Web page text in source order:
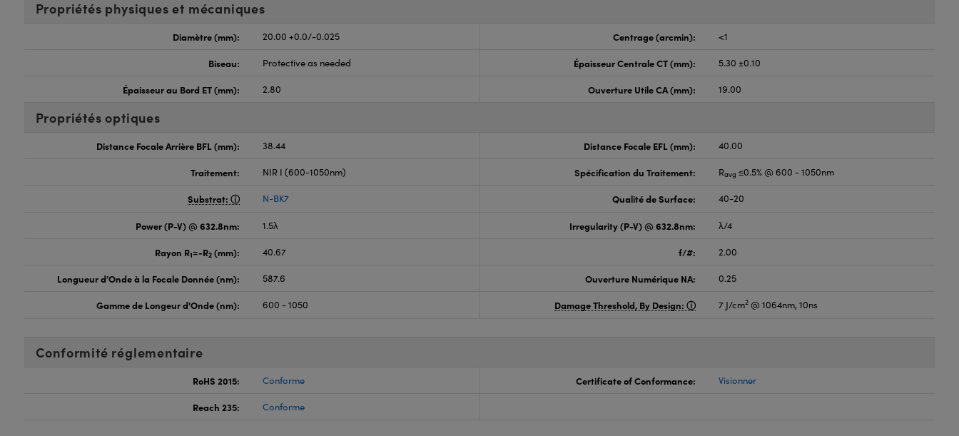
Propriétés physiques et mécaniques
Diamètre (mm): 20.00 +0.0/-0.025 Centrage (arcmin): <1
Biseau: Protective as needed Épaisseur Centrale CT (mm): 5.30 ±0.10
Épaisseur au Bord ET (mm): 2.80 Ouverture Utile CA (mm): 19.00
Propriétés optiques
Distance Focale Arrière BFL (mm): 38.44 Distance Focale EFL (mm): 40.00
Traitement: NIR I (600-1050nm) Spécification du Traitement: Ravg ≤0.5% @ 600 - 1050nm
Substrat: N-BK7 Qualité de Surface: 40-20
Power (P-V) @ 632.8nm: 1.5λ Irregularity (P-V) @ 632.8nm: λ/4
Rayon R1=-R2 (mm): 40.67 f/#: 2.00
Longueur d’Onde à la Focale Donnée (nm): 587.6 Ouverture Numérique NA: 0.25
Gamme de Longeur d'Onde (nm): 600 - 1050 Damage Threshold, By Design: 7 J/cm2 @ 1064nm, 10ns
Conformité réglementaire
RoHS 2015: Conforme Certificate of Conformance: Visionner
Reach 235: Conforme